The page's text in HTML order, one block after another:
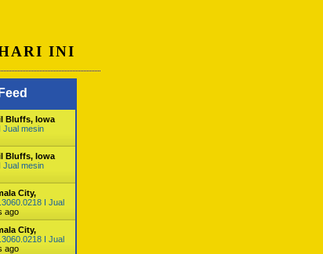
INI
Bluffs, Iowa
Jual mesin
Bluffs, Iowa
Jual mesin
City,
I Jual
ago
City,
I Jual
ago